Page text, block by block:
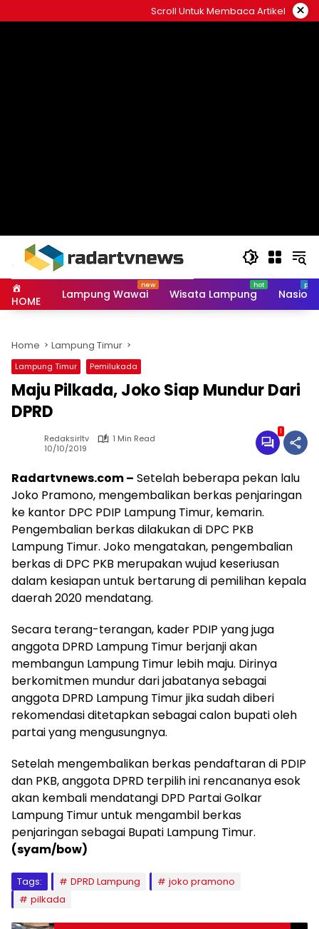
to
Scroll Untuk Membaca Artikel ×
HOME Lampung Wawai Wisata Lampung
Home Lampung Timur
Lampung Timur Pemilukada
Maju Pilkada, Joko Siap Mundur Dari
DPRD
Redaksirltv
1 Min Read
10/10/2019
1
Radartvnews.com – Setelah beberapa pekan lalu
Joko Pramono, mengembalikan berkas penjaringan
ke kantor DPC PDIP Lampung Timur, kemarin.
Pengembalian berkas dilakukan di DPC PKB
Lampung Timur. Joko mengatakan, pengembalian
berkas di DPC PKB merupakan wujud keseriusan
dalam kesiapan untuk bertarung di pemilihan kepala
daerah 2020 mendatang.
Secara terang-terangan, kader PDIP yang juga
anggota DPRD Lampung Timur berjanji akan
membangun Lampung Timur lebih maju. Dirinya
berkomitmen mundur dari jabatanya sebagai
anggota DPRD Lampung Timur jika sudah diberi
rekomendasi ditetapkan sebagai calon bupati oleh
partai yang mengusungnya.
Setelah mengembalikan berkas pendaftaran di PDIP
dan PKB, anggota DPRD terpilih ini rencananya esok
akan kembali mendatangi DPD Partai Golkar
Lampung Timur untuk mengambil berkas
penjaringan sebagai Bupati Lampung Timur.
(syam/bow)
Tags: DPRD Lampung
joko pramono
pilkada